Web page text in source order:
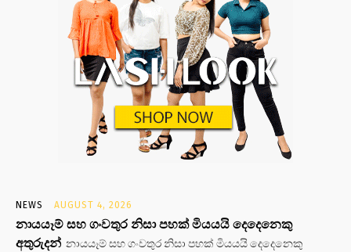
NEWS AUGUST 4, 2026
නායයෑම් සහ ගංවතුර නිසා පහක් මියයයි දෙදෙනෙකු
අතුරුදන් නායයෑම් සහ ගංවතුර නිසා පහක් මියයයි දෙදෙනෙකු